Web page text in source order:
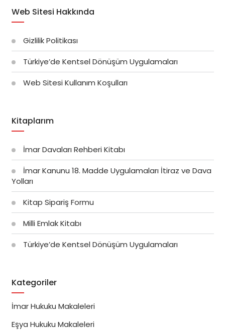
Web Sitesi Hakkında
Gizlilik Politikası
Türkiye’de Kentsel Dönüşüm Uygulamaları
Web Sitesi Kullanım Koşulları
Kitaplarım
İmar Davaları Rehberi Kitabı
İmar Kanunu 18. Madde Uygulamaları İtiraz ve Dava
Yolları
Kitap Sipariş Formu
Milli Emlak Kitabı
Türkiye’de Kentsel Dönüşüm Uygulamaları
Kategoriler
İmar Hukuku Makaleleri
Eşya Hukuku Makaleleri